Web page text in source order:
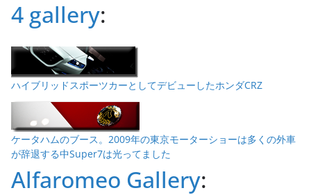
4 gallery:
ハイブリッドスポーツカーとしてデビューしたホンダCRZ
ケータハムのブース。2009年の東京モーターショーは多くの外車
が辞退する中Super7は光ってました
Alfaromeo Gallery: